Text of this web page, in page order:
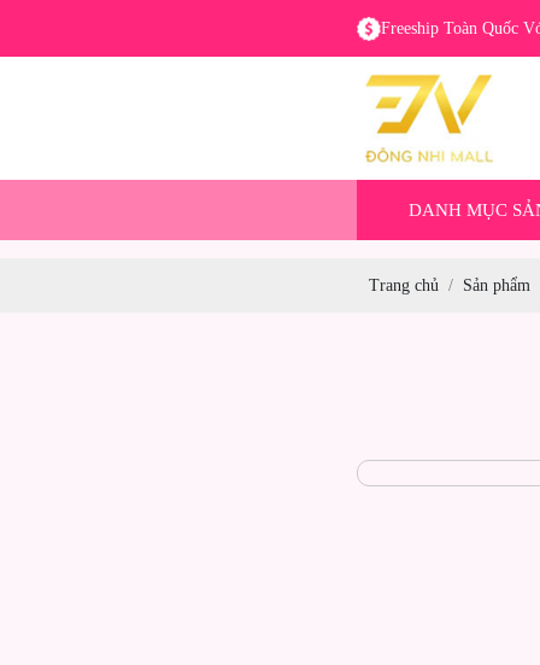
Freeship Toàn Quốc
DANH MỤC
Trang chủ Sản phẩm